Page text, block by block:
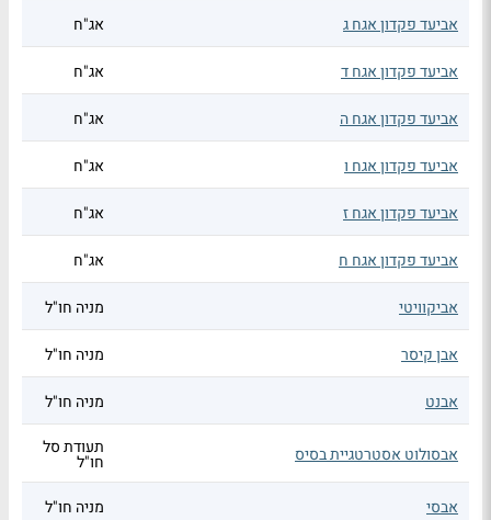
אביעד פקדון אגח ג אג"ח
אביעד פקדון אגח ד אג"ח
אביעד פקדון אגח ה אג"ח
אביעד פקדון אגח ו אג"ח
אביעד פקדון אגח ז אג"ח
אביעד פקדון אגח ח אג"ח
אביקוויטי מניה חו"ל
אבן קיסר מניה חו"ל
אבנט מניה חו"ל
אבסולוט אסטרטגיית בסיס תעודת סל
חו"ל
אבסי
מניה חו"ל